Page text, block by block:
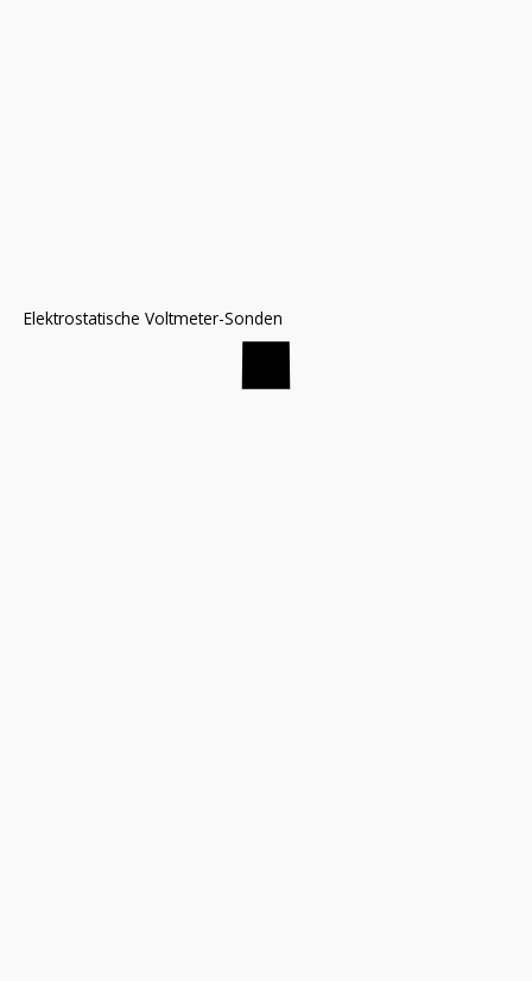
Elektrostatische Voltmeter-Sonden